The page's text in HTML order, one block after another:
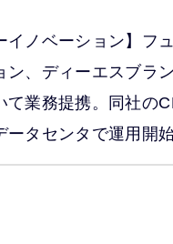
イノベーション】フ
ン、ディーエスブラ
て業務提携。同社の
ータセンタで運用開